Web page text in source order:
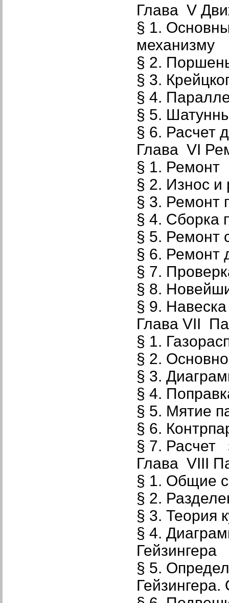
Глава V
§ 1.
механизму
§ 2.
§ 3.
§ 4.
§ 5.
§ 6. Расчет
Глава VI
§ 1. Ремонт
§ 2. Износ и
§ 3. Ремонт
§ 4. Сборка
§ 5. Ремонт
§ 6. Ремонт
§ 7.
§ 8.
§ 9.
Глава VII
§ 1.
§ 2.
§ 3.
§ 4.
§ 5. Мятие
§ 6.
§ 7. Расчет
Глава VIII
§ 1. Общие
§ 2.
§ 3. Теория
§ 4.
Гейзингера
§ 5.